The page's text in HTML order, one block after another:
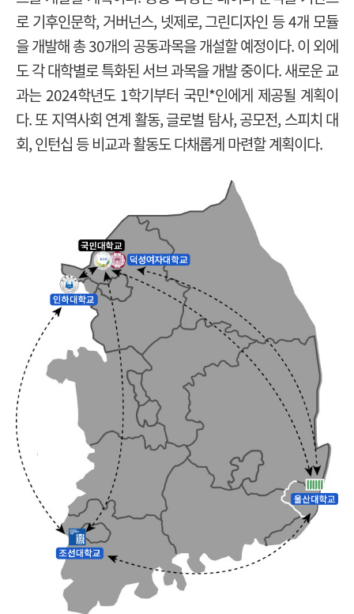
로 기후인문학, 거버넌스, 넷제로, 그린디자인 등 4개 모듈
을 개발해 총 30개의 공동과목을 개설할 예정이다. 이 외에
도 각 대학별로 특화된 서브 과목을 개발 중이다. 새로운 교
과는 2024학년도 1학기부터 국민*인에게 제공될 계획이
다. 또 지역사회 연계 활동, 글로벌 탐사, 공모전, 스피치 대
회, 인턴십 등 비교과 활동도 다채롭게 마련할 계획이다.